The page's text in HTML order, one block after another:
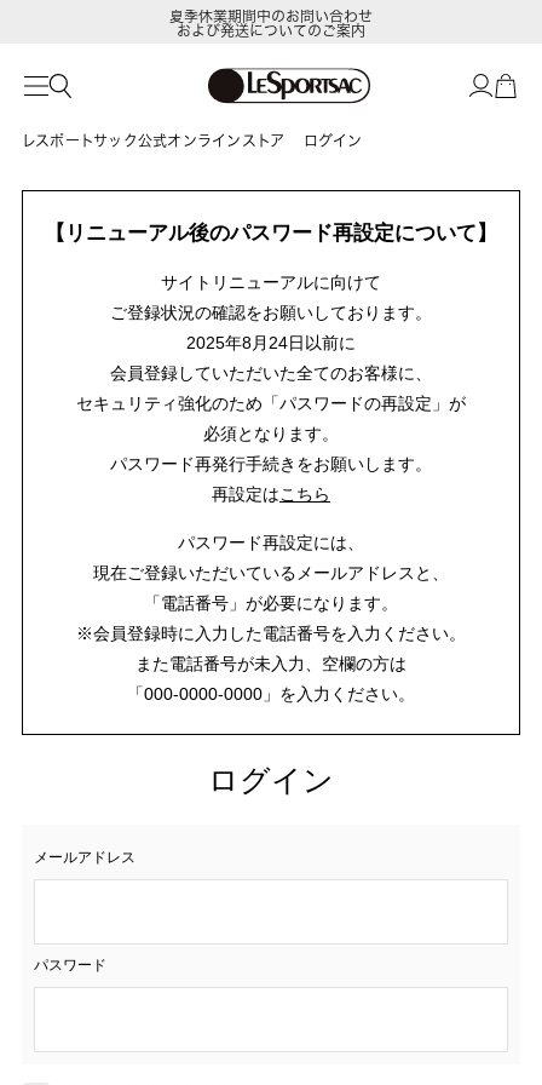
夏季休業期間中のお問い合わせ
および発送についてのご案内
レスポートサック公式オンラインストア ログイン
【リニューアル後のパスワード再設定について】
サイトリニューアルに向けて
ご登録状況の確認をお願いしております。
2025年8月24日以前に
会員登録していただいた全てのお客様に、
セキュリティ強化のため「パスワードの再設定」が
必須となります。
パスワード再発行手続きをお願いします。
再設定はこちら
パスワード再設定には、
現在ご登録いただいているメールアドレスと、
「電話番号」が必要になります。
※会員登録時に入力した電話番号を入力ください。
また電話番号が未入力、空欄の方は
「000-0000-0000」を入力ください。
ログイン
メールアドレス
パスワード